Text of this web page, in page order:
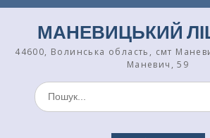
МАНЕВИЦЬКИЙ
44600, Волинська область, смт
Маневич, 59
Шукати: